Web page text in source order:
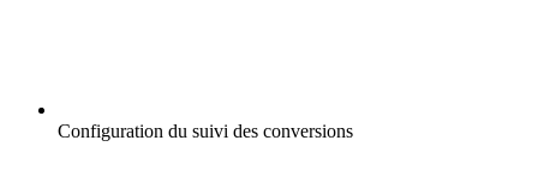
Configuration du suivi des conversions